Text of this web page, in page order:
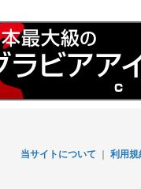
当サイトについて 利用規